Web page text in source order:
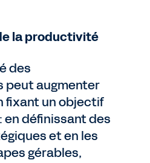
la productivité
des
peut augmenter
fixant un objectif
en définissant des
et en les
gérables,